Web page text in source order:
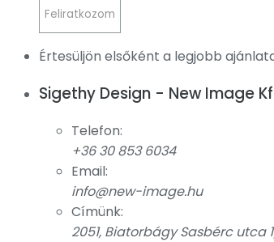
Értesüljön elsőként a legjobb
Sigethy Design - New Image
Telefon:
+36 30 853 6034
Email:
info@new-image.hu
Címünk:
2051, Biatorbágy Sasbérc utca